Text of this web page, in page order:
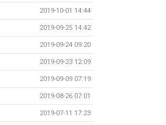
2019-10-01 14:44
2019-09-25 14:42
2019-09-24 09:20
2019-09-23 12:09
2019-09-09 07:19
2019-08-26 07:01
2019-07-11 17:23